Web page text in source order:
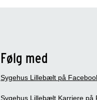
Følg med
Sygehus Lillebælt på
Sygehus Lillebælt Karriere på